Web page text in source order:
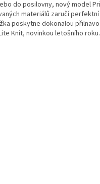
do posilovny, nový model
materiálů zaručí
poskytne dokonalou
Knit, novinkou letošního roku.